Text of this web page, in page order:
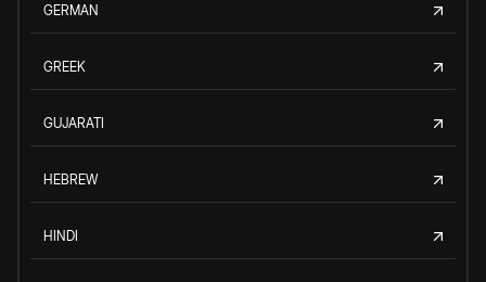
GERMAN
GREEK
GUJARATI
HEBREW
HINDI